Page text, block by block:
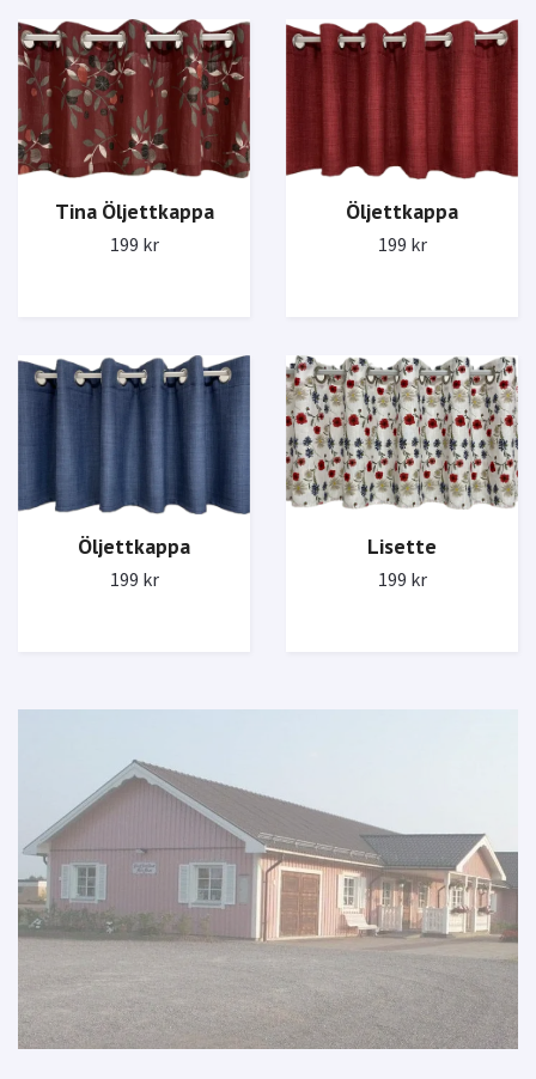
Tina Öljettkappa
199 kr
Öljettkappa
199 kr
Öljettkappa
199 kr
Lisette
199 kr